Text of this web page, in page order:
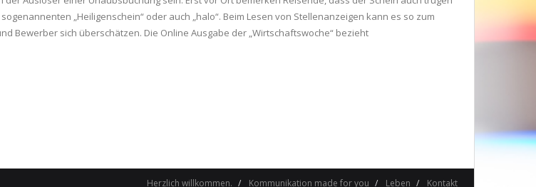
„Heiligenschein“ oder auch „halo“. Beim Lesen von Stellenanzeigen kann es so zum
Bewerber sich überschätzen. Die Online Ausgabe der „Wirtschaftswoche“ bezieht
Herzlich willkommen. Kommunikation made for you Leben Kontakt